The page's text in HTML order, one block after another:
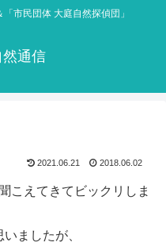
市民団体 大庭自然探偵団」
通信
2021.06.21 2018.06.02
こえてきてビックリしま
ましたが、